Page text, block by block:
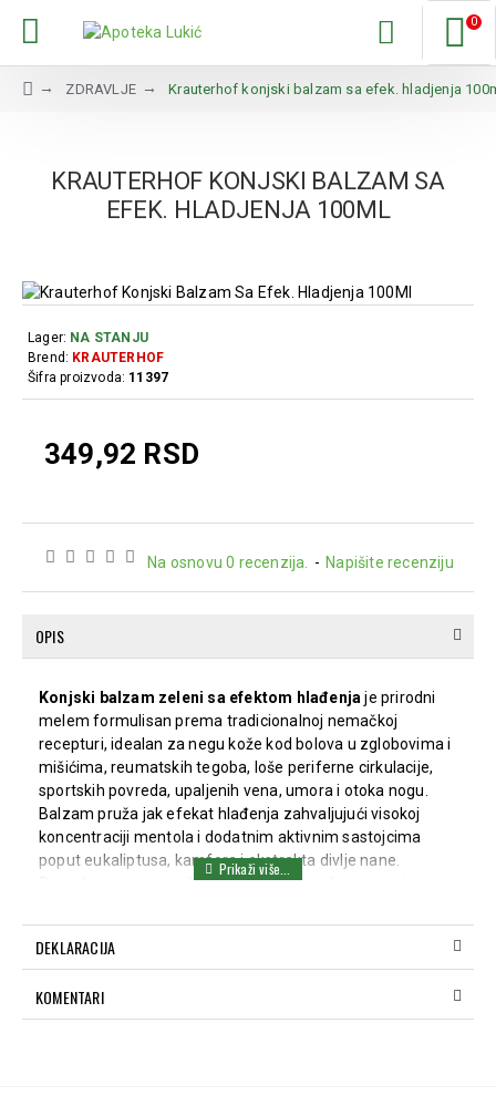
0
ZDRAVLJE Krauterhof konjski balzam sa efek. hladjenja
KRAUTERHOF KONJSKI BALZAM SA
EFEK. HLADJENJA 100ML
Na osnovu 0 recenzija. - Napišite recenziju
349,92 RSD
Lager: NA STANJU
Brend: KRAUTERHOF
Šifra proizvoda: 11397
OPIS
Konjski balzam zeleni sa efektom hlađenja je prirodni
melem formulisan prema tradicionalnoj nemačkoj
recepturi, idealan za negu kože kod bolova u zglobovima i
mišićima, reumatskih tegoba, loše periferne cirkulacije,
sportskih povreda, upaljenih vena, umora i otoka nogu.
Balzam pruža jak efekat hlađenja zahvaljujući visokoj
koncentraciji mentola i dodatnim aktivnim sastojcima
poput eukaliptusa, kamfora i ekstrakta divlje nane.
Pogodan je za masažu celog tela i pomaže u smanjenju
Preporučuje se za:
Reumatske promene i bolove
Bolove u zglobovima i mišićima
Lošu perifernu cirkulaciju
DEKLARACIJA
KOMENTARI